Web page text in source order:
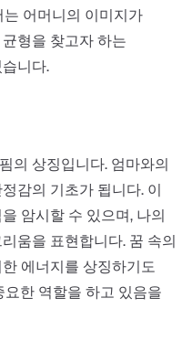
어머니의 이미지가
형을 찾고자 하는
니다.
의 상징입니다. 엄마와의
감의 기초가 됩니다. 이
암시할 수 있으며, 나의
움을 표현합니다. 꿈 속의
에너지를 상징하기도
한 역할을 하고 있음을